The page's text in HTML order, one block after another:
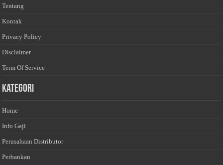
Tentang
Kontak
Privacy Policy
Disclaimer
Term Of Service
Kategori
Home
Info Gaji
Perusahaan Distributor
Perbankan